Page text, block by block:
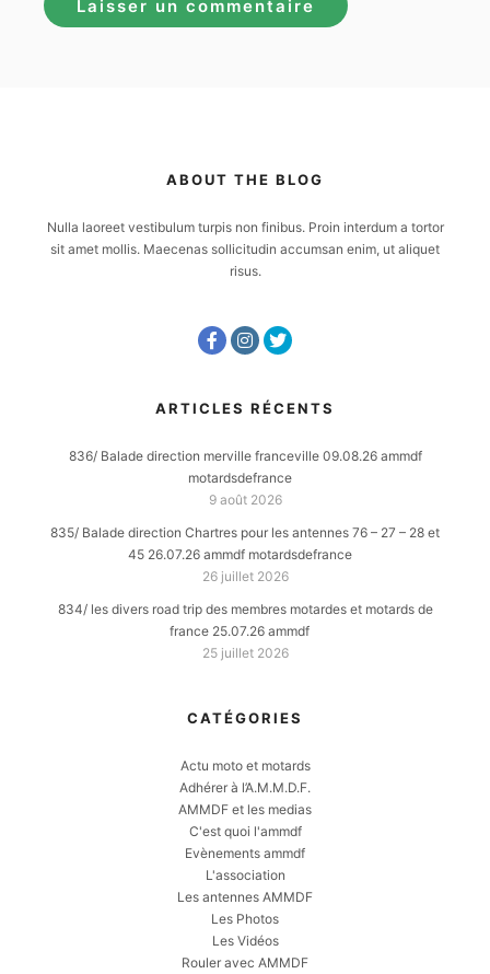
ABOUT THE BLOG
Nulla laoreet vestibulum turpis non finibus. Proin interdum a tortor
sit amet mollis. Maecenas sollicitudin accumsan enim, ut aliquet
risus.
ARTICLES RÉCENTS
836/ Balade direction merville franceville 09.08.26 ammdf
motardsdefrance
9 août 2026
835/ Balade direction Chartres pour les antennes 76 – 27 – 28 et
45 26.07.26 ammdf motardsdefrance
26 juillet 2026
834/ les divers road trip des membres motardes et motards de
france 25.07.26 ammdf
25 juillet 2026
CATÉGORIES
Actu moto et motards
Adhérer à l’A.M.M.D.F.
AMMDF et les medias
C'est quoi l'ammdf
Evènements ammdf
L'association
Les antennes AMMDF
Les Photos
Les Vidéos
Rouler avec AMMDF